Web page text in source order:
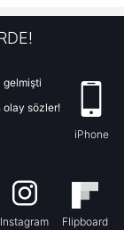
gelmişti
olay sözler!
iPhone
Instagram Flipboard